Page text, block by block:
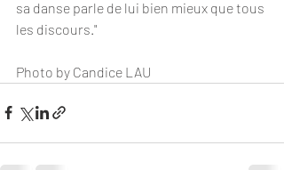
sa danse parle de lui bien mieux que tous
les discours."
Photo by Candice LAU